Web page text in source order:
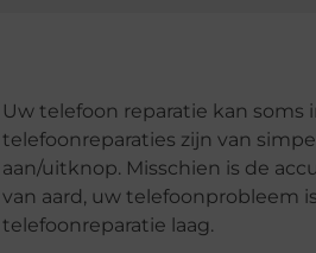
Uw telefoon reparatie kan soms
telefoonreparaties zijn van
aan/uitknop. Misschien is de
van aard, uw telefoonprobleem
telefoonreparatie laag.